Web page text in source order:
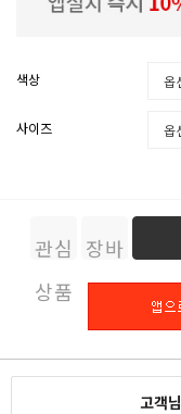
색상
사이즈
관심
상품
장바
구니
고객